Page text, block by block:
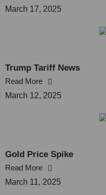
March 17, 2025
Trump Tariff News
Read More
March 12, 2025
Gold Price Spike
Read More
March 11, 2025